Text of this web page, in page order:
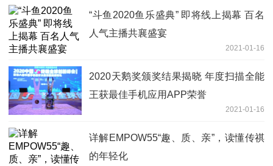
“斗鱼2020鱼乐盛典” 即将线上揭幕 百名
人气主播共襄盛宴
2021-01-16
2020天鹅奖颁奖结果揭晓 年度扫描全能
王获最佳手机应用APP荣誉
2021-01-16
详解EMPOW55“趣、质、亲”，读懂传祺
的年轻化